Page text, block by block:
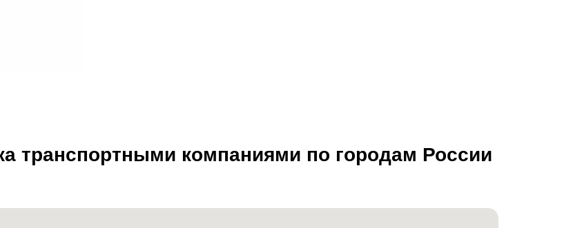
транспортными компаниями по городам России